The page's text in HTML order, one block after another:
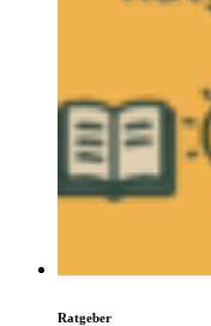
Ratgeber